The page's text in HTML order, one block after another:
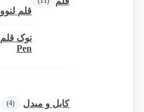
قلم لنوو Lenovo
Pen
کابل و مبدل (4)